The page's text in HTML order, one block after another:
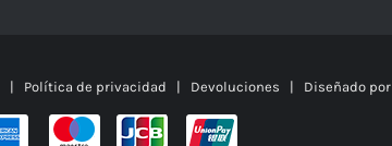
| Política de privacidad | Devoluciones | Diseñado por